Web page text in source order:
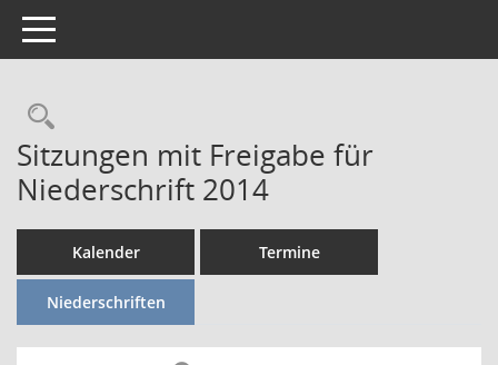
Toggle navigation
Rechercheauswahl
Sitzungen mit Freigabe für
Niederschrift 2014
Kalender Termine
Niederschriften